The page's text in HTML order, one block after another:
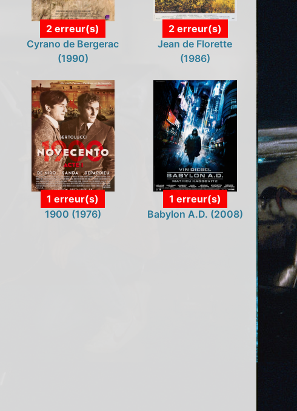
2 erreur(s)
Cyrano de Bergerac
(1990)
2 erreur(s)
Jean de Florette
(1986)
1 erreur(s)
1900 (1976)
1 erreur(s)
Babylon A.D. (2008)